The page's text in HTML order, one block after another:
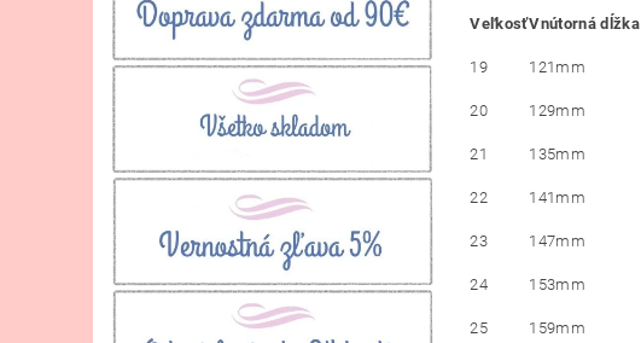
VeľkosťVnútorná dĺžka
19 121mm
20 129mm
21 135mm
22 141mm
23 147mm
24 153mm
25 159mm